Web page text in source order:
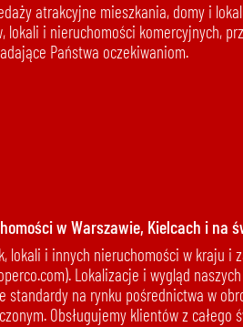
atrakcyjne mieszkania, domy i
i nieruchomości komercyjnych,
Państwa oczekiwaniom.
w Warszawie, Kielcach i na
lokali i innych nieruchomości w
Lokalizacje i wygląd
na rynku pośrednictwa w
Obsługujemy klientów z